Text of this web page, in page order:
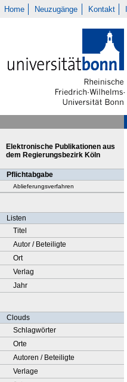
Home Neuzugänge Kontakt
Elektronische Publikationen aus
dem Regierungsbezirk Köln
Pflichtabgabe
Ablieferungsverfahren
Listen
Titel
Autor / Beteiligte
Ort
Verlag
Jahr
Clouds
Schlagwörter
Orte
Autoren / Beteiligte
Verlage